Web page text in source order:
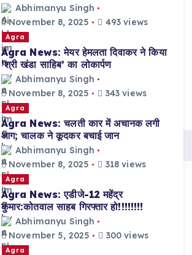
Abhimanyu Singh
November 8, 2025
493 views
Agra
Agra News: मेयर हेमलता दिवाकर ने किया
‘श्री खंडा साहिब’ का लोकार्पण
Abhimanyu Singh
November 8, 2025
343 views
Agra
Agra News: चलती कार में अचानक लगी
आग; चालक ने कूदकर बचाई जान
Abhimanyu Singh
November 8, 2025
318 views
Agra
Agra News: एडीजे-12 महेंद्र
कुमार:कोतवाल साहब गिरफ्तार हो!!!!!!!!
Abhimanyu Singh
November 5, 2025
300 views
Agra